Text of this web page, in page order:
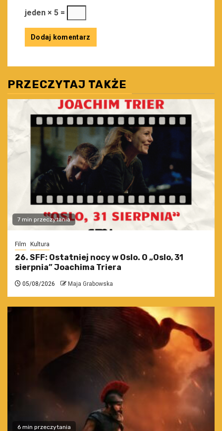
jeden × 5 =
PRZECZYTAJ TAKŻE
7 min przeczytania
Film Kultura
26. SFF: Ostatniej nocy w Oslo. O „Oslo, 31
sierpnia” Joachima Triera
05/08/2026 Maja Grabowska
6 min przeczytania